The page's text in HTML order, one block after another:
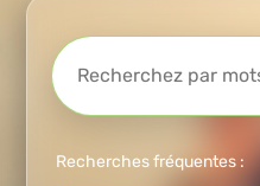
Recherches fréquentes :